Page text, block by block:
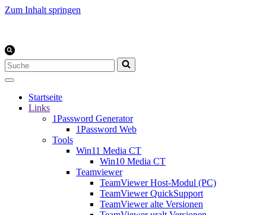
Zum Inhalt springen
Suchen
nach …
Startseite
Links
1Password Generator
1Password Web
Tools
Win11 Media CT
Win10 Media CT
Teamviewer
TeamViewer Host-Modul (PC)
TeamViewer QuickSupport
TeamViewer alte Versionen